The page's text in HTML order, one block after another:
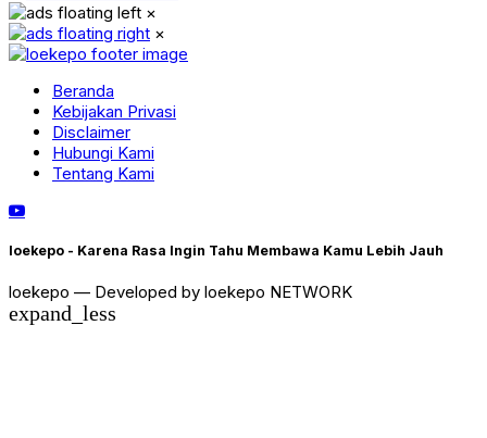
×
×
Beranda
Kebijakan Privasi
Disclaimer
Hubungi Kami
Tentang Kami
loekepo - Karena Rasa Ingin Tahu Membawa Kamu Lebih Jauh
loekepo — Developed by loekepo NETWORK
expand_less